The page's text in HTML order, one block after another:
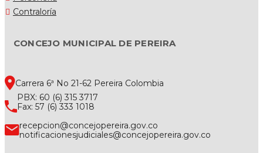
Contraloría
CONCEJO MUNICIPAL DE PEREIRA
Carrera 6ª No 21-62 Pereira Colombia
PBX: 60 (6) 315 3717
Fax: 57 (6) 333 1018
recepcion@concejopereira.gov.co
notificacionesjudiciales@concejopereira.gov.co